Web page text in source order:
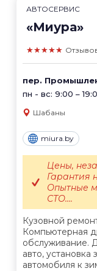
АВТОСЕРВИС
«Миура»
★★★★★
пер.
пн - вс: 9:00 –
Шабаны
miura.by
Кузовной
Компьютерная
обслуживание.
авто, установка
автомобиля к
Цены,
Гарантия
Опытные
СТО....